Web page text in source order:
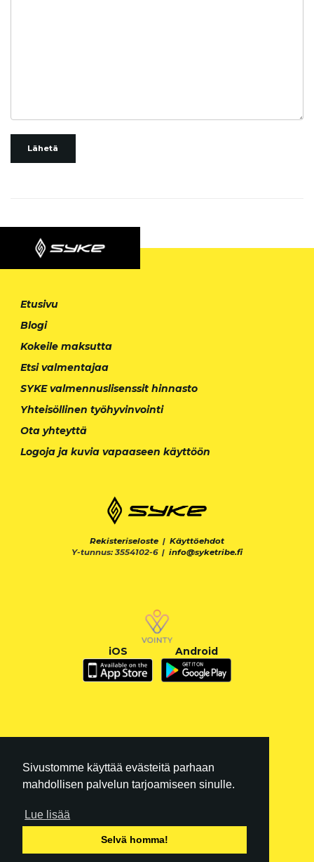
Sivustomme käyttää evästeitä parhaan
mahdollisen palvelun tarjoamiseen sinulle.
Lue lisää
Selvä homma!
Lähetä
Etusivu
Blogi
Kokeile maksutta
Etsi valmentajaa
SYKE valmennuslisenssit hinnasto
Yhteisöllinen työhyvinvointi
Ota yhteyttä
Logoja ja kuvia vapaaseen käyttöön
Rekisteriseloste | Käyttöehdot
Y-tunnus: 3554102-6 | info@syketribe.fi
iOS Android